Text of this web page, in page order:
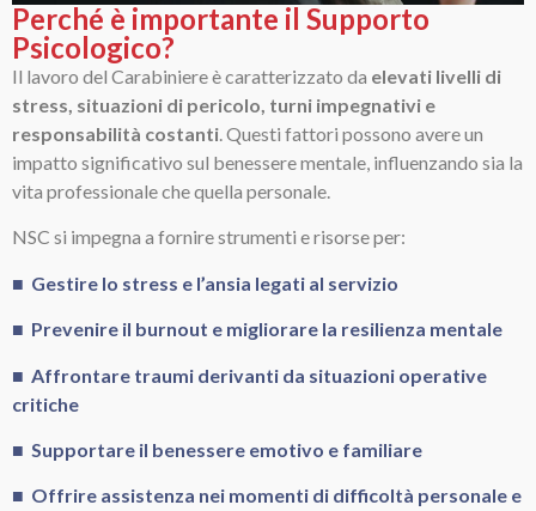
Perché è importante il Supporto
Psicologico?
Il lavoro del Carabiniere è caratterizzato da elevati livelli di
stress, situazioni di pericolo, turni impegnativi e
responsabilità costanti. Questi fattori possono avere un
impatto significativo sul benessere mentale, influenzando sia la
vita professionale che quella personale.
NSC si impegna a fornire strumenti e risorse per:
■ Gestire lo stress e l’ansia legati al servizio
■ Prevenire il burnout e migliorare la resilienza mentale
■ Affrontare traumi derivanti da situazioni operative
critiche
■ Supportare il benessere emotivo e familiare
■ Offrire assistenza nei momenti di difficoltà personale e